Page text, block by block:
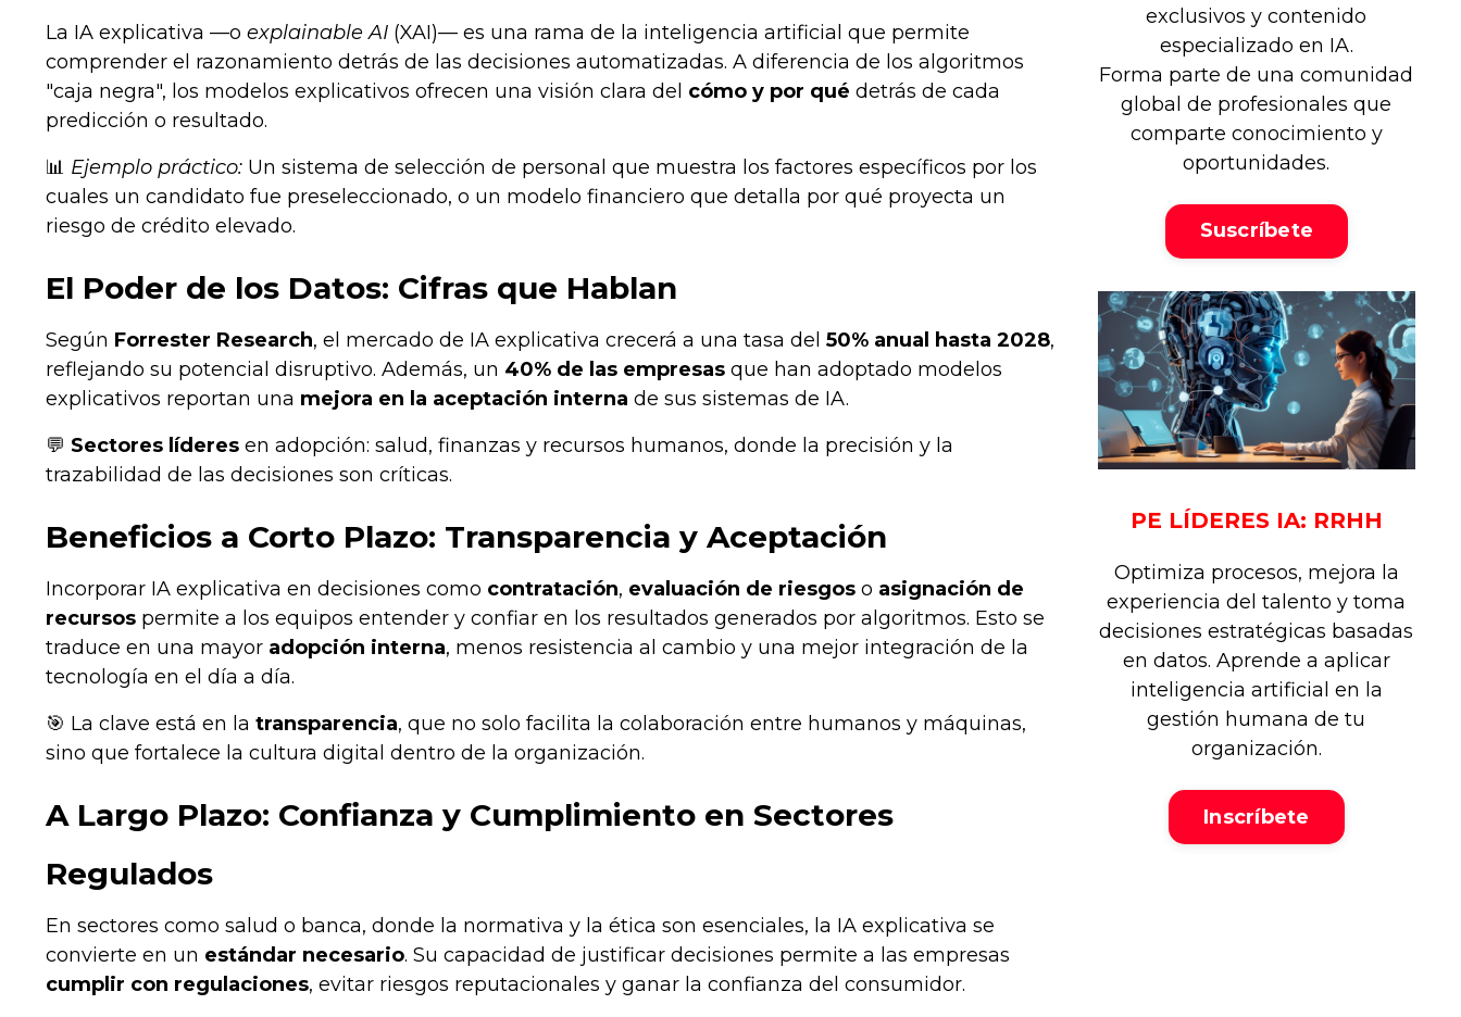
La IA explicativa —o explainable AI (XAI)— es una rama de la inteligencia artificial que permite
comprender el razonamiento detrás de las decisiones automatizadas. A diferencia de los algoritmos
"caja negra", los modelos explicativos ofrecen una visión clara del cómo y por qué detrás de cada
predicción o resultado.
📊 Ejemplo práctico: Un sistema de selección de personal que muestra los factores específicos por los
cuales un candidato fue preseleccionado, o un modelo financiero que detalla por qué proyecta un
riesgo de crédito elevado.
El Poder de los Datos: Cifras que Hablan
Según Forrester Research, el mercado de IA explicativa crecerá a una tasa del 50% anual hasta 2028,
reflejando su potencial disruptivo. Además, un 40% de las empresas que han adoptado modelos
explicativos reportan una mejora en la aceptación interna de sus sistemas de IA.
💬 Sectores líderes en adopción: salud, finanzas y recursos humanos, donde la precisión y la
trazabilidad de las decisiones son críticas.
Beneficios a Corto Plazo: Transparencia y Aceptación
Incorporar IA explicativa en decisiones como contratación, evaluación de riesgos o asignación de
recursos permite a los equipos entender y confiar en los resultados generados por algoritmos. Esto se
traduce en una mayor adopción interna, menos resistencia al cambio y una mejor integración de la
tecnología en el día a día.
🎯 La clave está en la transparencia, que no solo facilita la colaboración entre humanos y máquinas,
sino que fortalece la cultura digital dentro de la organización.
A Largo Plazo: Confianza y Cumplimiento en Sectores
Regulados
En sectores como salud o banca, donde la normativa y la ética son esenciales, la IA explicativa se
convierte en un estándar necesario. Su capacidad de justificar decisiones permite a las empresas
cumplir con regulaciones, evitar riesgos reputacionales y ganar la confianza del consumidor.
exclusivos y contenido
especializado en IA.
Forma parte de una comunidad
global de profesionales que
comparte conocimiento y
oportunidades.
Suscríbete
PE LÍDERES IA: RRHH
Optimiza procesos, mejora la
experiencia del talento y toma
decisiones estratégicas basadas
en datos. Aprende a aplicar
inteligencia artificial en la
gestión humana de tu
organización.
Inscríbete